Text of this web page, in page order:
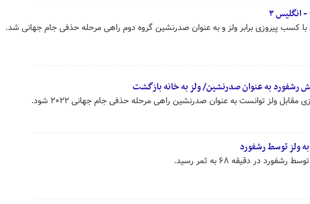
با کسب پیروزی برابر ولز و به عنوان صدرنشین گروه دوم راهی مرحله حذفی جام جهانی شد.
رشفورد به عنوان صدرنشین/ ولز به خانه بازگشت
مقابل ولز توانست به عنوان صدرنشین راهی مرحله حذفی جام جهانی ۲۰۲۲ شود.
ولز توسط رشفورد
در دقیقه ۶۸ به ثمر رسید.